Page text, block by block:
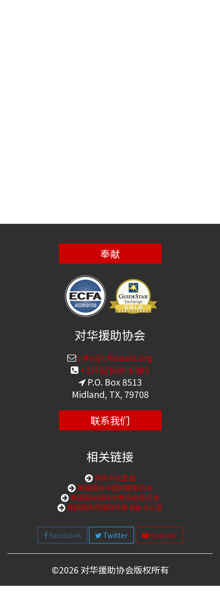
奉献
对华援助协会
info@chinaaid.org
+1(432)689-6985
P.O. Box 8513
Midland, TX, 79708
联系我们
相关链接
购买中文圣经
美国国会中国问题委员会
美国国会国际宗教自由委员会
美国国务院国际宗教自由办公室
Facebook Twitter Youtube
©2026 对华援助协会版权所有